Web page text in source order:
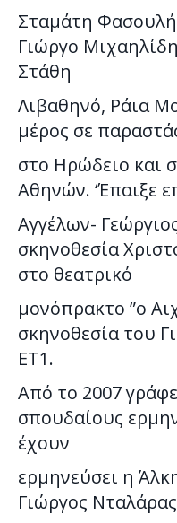
Σταμάτη
Γιώργο
Στάθη
Λιβαθηνό, Ράια
μέρος σε
στο Ηρώδειο και
Αθηνών. ‘Έπαιξε
Αγγέλων-
σκηνοθεσία
στο θεατρικό
μονόπρακτο ”ο
σκηνοθεσία του
ΕΤ1.
Από το 2007
σπουδαίους
έχουν
ερμηνεύσει η
Γιώργος